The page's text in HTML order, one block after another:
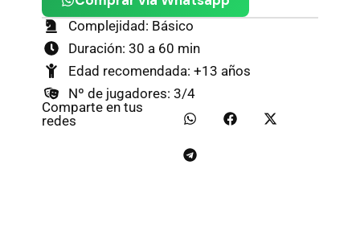
Complejidad: Básico
Duración: 30 a 60 min
Edad recomendada: +13 años
Nº de jugadores: 3/4
Comparte en tus
redes